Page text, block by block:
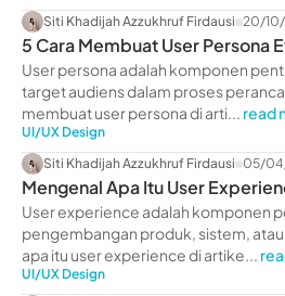
Siti Khadijah Azzukhruf Firdausi 20/
5 Cara Membuat User Persona
Terlengkap!
User persona adalah komponen
target audiens dalam proses
membuat user persona di arti... read
UI/UX Design
Siti Khadijah Azzukhruf Firdausi 05/
Mengenal Apa Itu User
Contohnya, Yuk Liat!
User experience adalah komponen
pengembangan produk, sistem,
apa itu user experience di artike...
UI/UX Design